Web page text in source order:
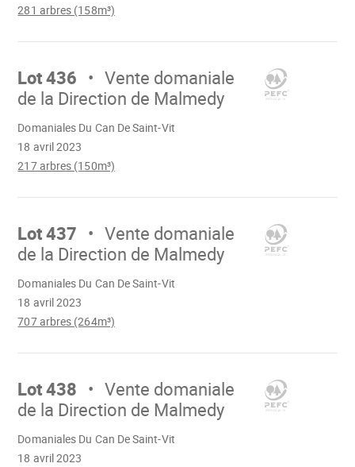
281 arbres (158m³)
Aller
Lot 436
Vente domaniale
de la Direction de Malmedy
18 avril 2023
Domaniales Du Can De Saint-Vit
217 arbres (150m³)
Aller
Lot 437
Vente domaniale
de la Direction de Malmedy
18 avril 2023
Domaniales Du Can De Saint-Vit
707 arbres (264m³)
Aller
Lot 438
Vente domaniale
de la Direction de Malmedy
18 avril 2023
Domaniales Du Can De Saint-Vit